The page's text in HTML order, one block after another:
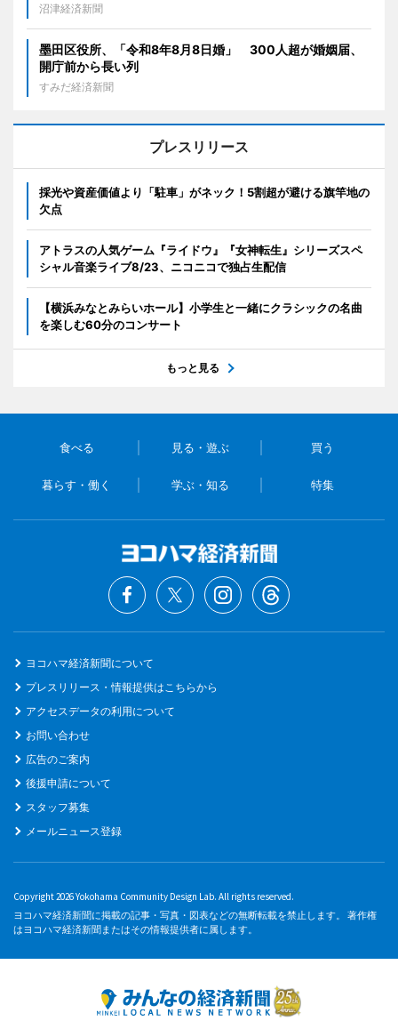
沼津経済新聞
墨田区役所、「令和8年8月8日婚」 300人超が婚姻届、
開庁前から長い列
すみだ経済新聞
プレスリリース
採光や資産価値より「駐車」がネック！5割超が避ける旗竿地の
欠点
アトラスの人気ゲーム『ライドウ』『女神転生』シリーズスペ
シャル音楽ライブ8/23、ニコニコで独占生配信
【横浜みなとみらいホール】小学生と一緒にクラシックの名曲
を楽しむ60分のコンサート
もっと見る
食べる 見る・遊ぶ 買う
暮らす・働く 学ぶ・知る 特集
ヨコハマ経済新聞について
プレスリリース・情報提供はこちらから
アクセスデータの利用について
お問い合わせ
広告のご案内
後援申請について
スタッフ募集
メールニュース登録
Copyright 2026 Yokohama Community Design Lab. All rights reserved.
ヨコハマ経済新聞に掲載の記事・写真・図表などの無断転載を禁止します。 著作権
はヨコハマ経済新聞またはその情報提供者に属します。